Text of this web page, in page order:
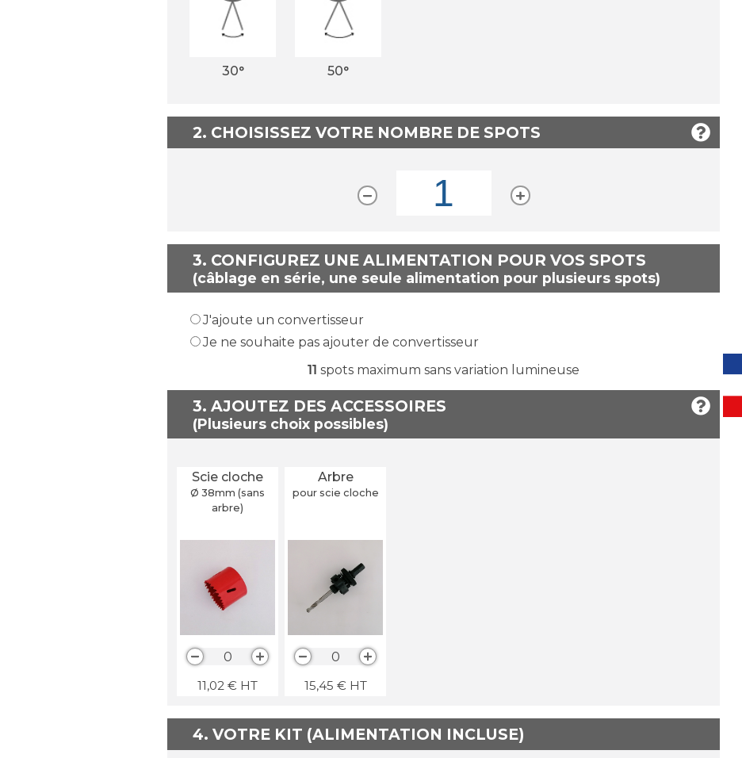
30° 50°
2. CHOISISSEZ VOTRE NOMBRE DE SPOTS
3. CONFIGUREZ UNE ALIMENTATION POUR VOS SPOTS
(câblage en série, une seule alimentation pour plusieurs spots)
J'ajoute un convertisseur
Je ne souhaite pas ajouter de convertisseur
11 spots maximum sans variation lumineuse
3. AJOUTEZ DES ACCESSOIRES
Scie cloche
Ø 38mm (sans
arbre)
0
11,02 € HT
Arbre
pour scie cloche
0
15,45 € HT
4. VOTRE KIT (ALIMENTATION INCLUSE)